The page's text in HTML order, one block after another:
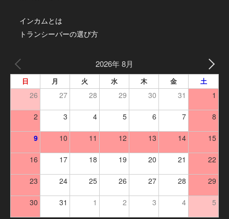
インカムとは
トランシーバーの選び方
2026年 8月
日 月 火 水 木 金 土
26 27 28 29 30 31 1
2 3 4 5 6 7 8
9 10 11 12 13 14 15
16 17 18 19 20 21 22
23 24 25 26 27 28 29
30 31 1 2 3 4 5